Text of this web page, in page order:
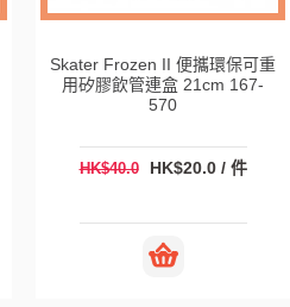
Skater Frozen II 便攜環保可重
用矽膠飲管連盒 21cm 167-
570
HK$40.0 HK$20.0 / 件